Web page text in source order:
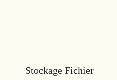
Stockage Fichier